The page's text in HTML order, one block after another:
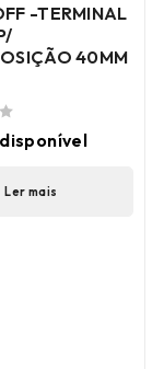
-TERMINAL
40MM
Ler mais